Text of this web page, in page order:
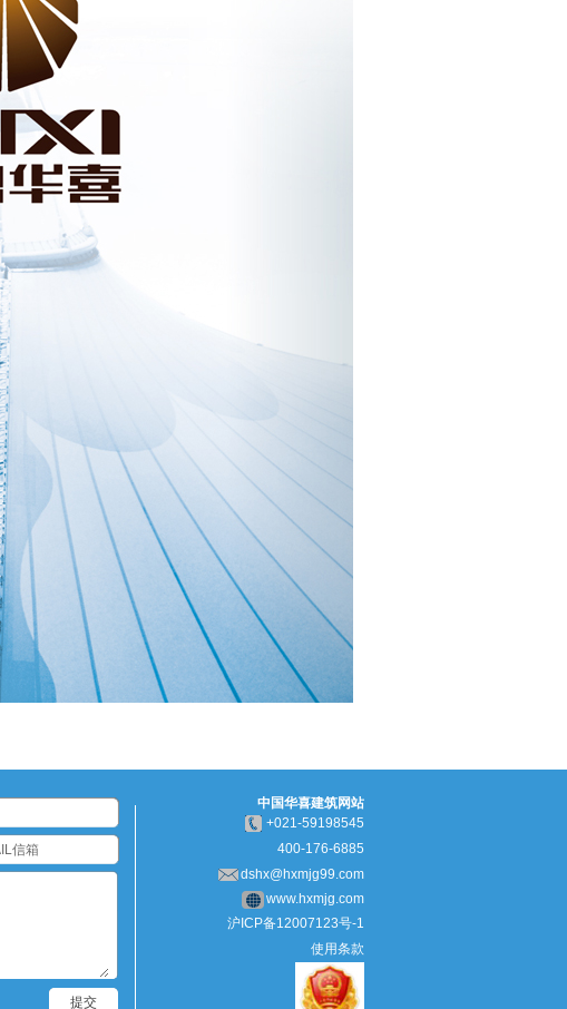
提交
中国华喜建筑网站
+021-59198545
400-176-6885
dshx@hxmjg99.com
www.hxmjg.com
沪ICP备12007123号-1
使用条款